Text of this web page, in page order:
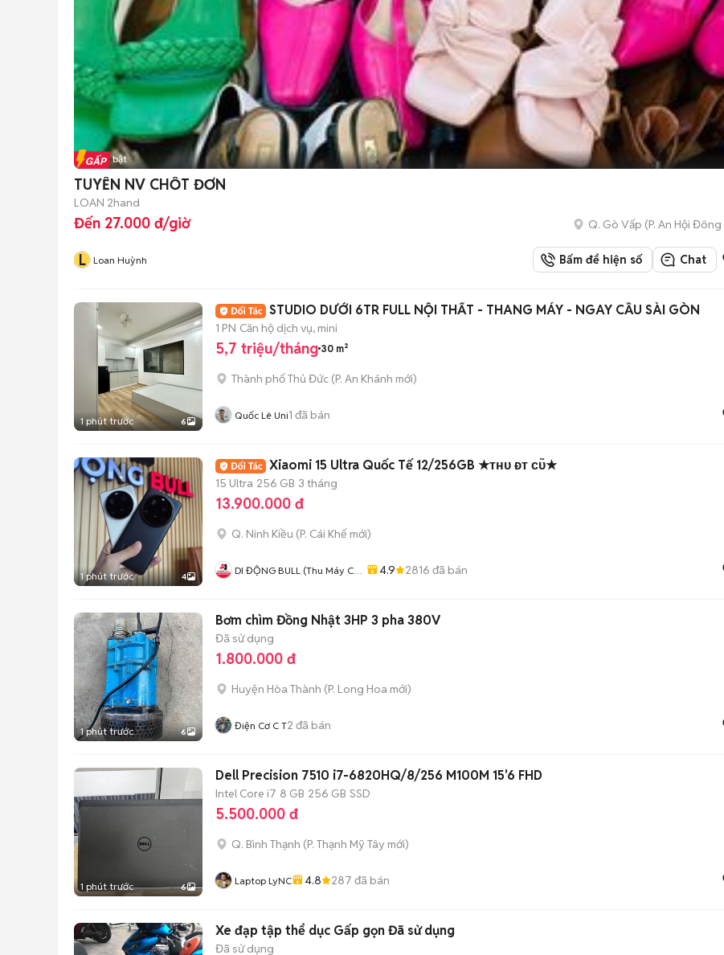
Tin nổi bật
TUYỂN NV CHỐT ĐƠN
LOAN 2hand
Đến 27.000 đ/giờ Q. Gò Vấp (P. An Hội Đông
L Loan Huỳnh Bấm để hiện số Chat
1 phút trước 6
STUDIO DƯỚI 6TR FULL NỘI THẤT - THANG MÁY - NGAY CẦU SÀI GÒN
1 PN Căn hộ dịch vụ, mini
5,7 triệu/tháng 30 m²
Thành phố Thủ Đức (P. An Khánh mới)
Quốc Lê Uni1 đã bán
1 phút trước 4
Xiaomi 15 Ultra Quốc Tế 12/256GB ★ᴛʜᴜ ᴆᴛ ᴄᴜ̃★
15 Ultra 256 GB 3 tháng
13.900.000 đ
Q. Ninh Kiều (P. Cái Khế mới)
DI ĐỘNG BULL (Thu Máy Cũ -
4.9 2816 đã bán
1 phút trước 6
Bơm chìm Đồng Nhật 3HP 3 pha 380V
Đã sử dụng
1.800.000 đ
Huyện Hòa Thành (P. Long Hoa mới)
Điện Cơ C T2 đã bán
1 phút trước 6
Dell Precision 7510 i7-6820HQ/8/256 M100M 15'6 FHD
Intel Core i7 8 GB 256 GB SSD
5.500.000 đ
Q. Bình Thạnh (P. Thạnh Mỹ Tây mới)
Laptop LyNC 4.8 287 đã bán
Xe đạp tập thể dục Gấp gọn Đã sử dụng
Đã sử dụng